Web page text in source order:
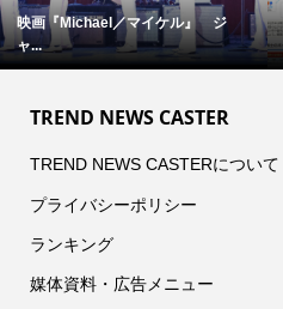
映画『Michael／マイケル』 ジ
ャ...
TREND NEWS CASTER
TREND NEWS CASTERについて
プライバシーポリシー
ランキング
媒体資料・広告メニュー